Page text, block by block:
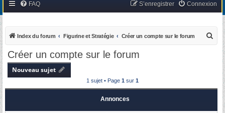
FAQ Connexion
S’enregistrer
Index du forum Figurine et Stratégie Créer un compte sur le forum
Créer un compte sur le forum
Nouveau sujet
1 sujet • Page 1 sur 1
Annonces